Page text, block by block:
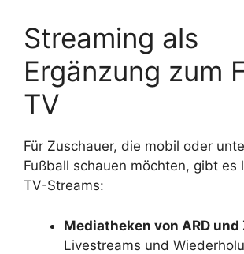
Streaming als
Ergänzung zum
TV
Für Zuschauer, die mobil oder
Fußball schauen möchten, gibt es
TV-Streams:
Mediatheken von ARD und
Livestreams und